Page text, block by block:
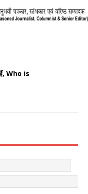
हैं, Who is